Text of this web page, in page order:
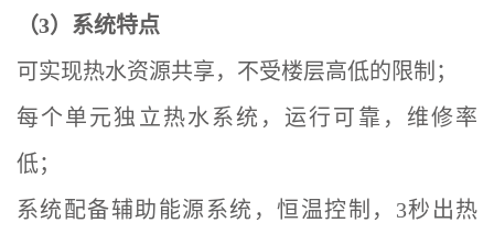
（3）系统特点
可实现热水资源共享，不受楼层高低的限制；
每个单元独立热水系统，运行可靠，维修率
低；
系统配备辅助能源系统，恒温控制，3秒出热